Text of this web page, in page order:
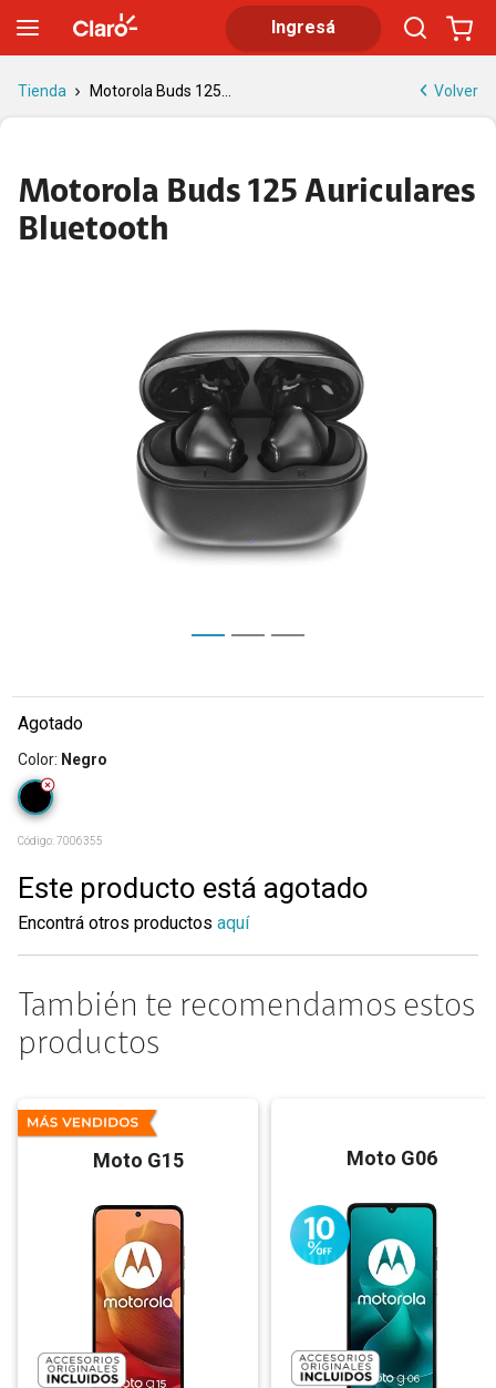
Ingresá
Tienda Motorola Buds 125... Volver
Motorola Buds 125 Auriculares
Bluetooth
Agotado
Color: Negro
Código:7006355
Este producto está agotado
Encontrá otros productos aquí
También te recomendamos estos
productos
Moto G15 Moto G06
Motorola Buds 125 Auriculares Bluetooth | Tienda Claro